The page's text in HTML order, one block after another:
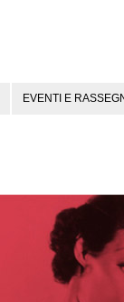
EVENTI E